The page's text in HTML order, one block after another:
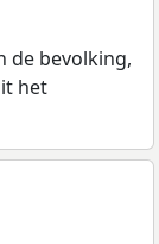
de bevolking,
het